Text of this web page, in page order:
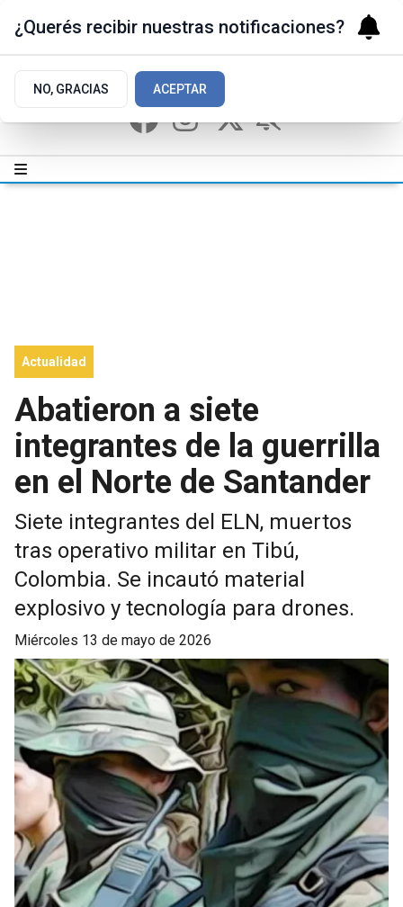
Actualidad
Abatieron a siete
integrantes de la guerrilla
en el Norte de Santander
Siete integrantes del ELN, muertos
tras operativo militar en Tibú,
Colombia. Se incautó material
explosivo y tecnología para drones.
miércoles 13 de mayo de 2026
¿Querés recibir nuestras notificaciones?
NO, GRACIAS ACEPTAR